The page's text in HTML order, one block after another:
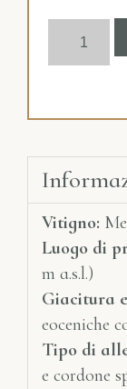
Vitigno:
Luogo di
m a.s.l.)
Giacitura
eoceniche
Tipo di
e cordone